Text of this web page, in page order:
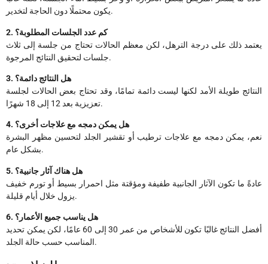
يكون محتملًا دون الحاجة لتخدير.
2. كم عدد الجلسات المطلوبة؟
يعتمد ذلك على درجة الترهل، لكن معظم الحالات تحتاج من جلسة إلى ثلاث
جلسات لتحقيق النتائج المرجوة.
3. هل النتائج دائمة؟
النتائج طويلة الأمد لكنها ليست دائمة تمامًا، وقد تحتاج بعض الحالات لجلسة
تعزيزية بعد 12 إلى 18 شهرًا.
4. هل يمكن دمجه مع علاجات أخرى؟
نعم، يمكن دمجه مع علاجات ترطيب أو تقشير الجلد لتحسين مظهر البشرة
بشكل عام.
5. هل هناك آثار جانبية؟
عادةً ما تكون الآثار الجانبية طفيفة ومؤقتة مثل احمرار بسيط أو تورم خفيف
يزول خلال أيام قليلة.
6. هل يناسب جميع الأعمار؟
أفضل النتائج غالبًا تكون للأشخاص من عمر 30 إلى 60 عامًا، لكن يمكن تحديد
المناسب حسب حالة الجلد.